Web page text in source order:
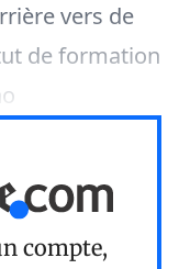
vers de
de formation
compte,